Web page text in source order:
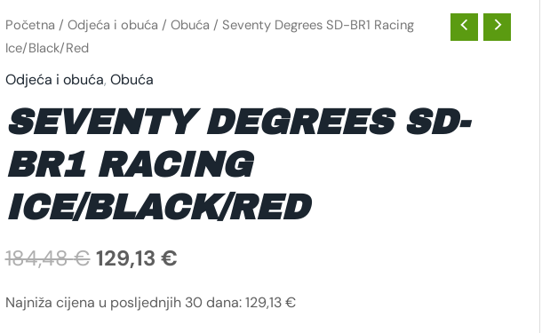
Početna / Odjeća i obuća / Obuća / Seventy Degrees SD-BR1 Racing
Ice/Black/Red
Odjeća i obuća, Obuća
SEVENTY DEGREES SD-
BR1 RACING
ICE/BLACK/RED
184,48€
Izvorna
bila
je:
184,48 €.
129,13 €
Trenutna
Najniža cijena u posljednjih 30 dana:129,13€
SEVENTY
DEGREES
SD-
BR1
RACING
ICE/BLACK/RED